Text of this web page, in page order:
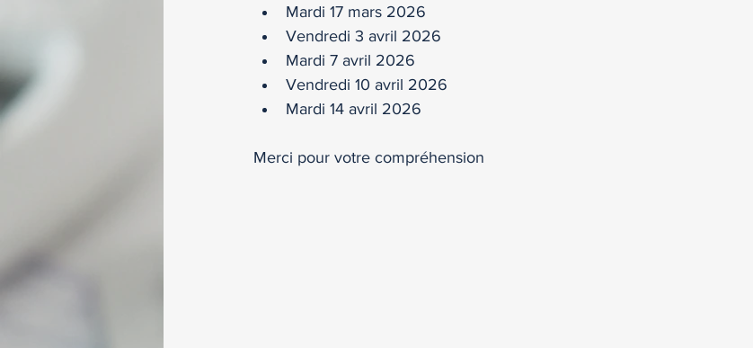
Mardi 17 mars 2026
Vendredi 3 avril 2026
Mardi 7 avril 2026
Vendredi 10 avril 2026
Mardi 14 avril 2026
Merci pour votre compréhension